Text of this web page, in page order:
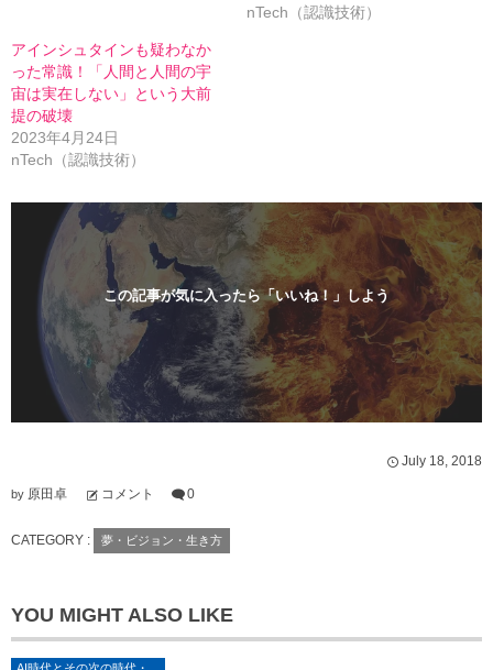
ィ
ン
ド
ウ
で
開
き
ま
す
く
だ
さ
い
(
し
い
ウ
ィ
ド
ウ
で
開
き
ま
す
)
nTech（認識技術）
アインシュタインも疑わなか
った常識！「人間と人間の宇
宙は実在しない」という大前
提の破壊
2023年4月24日
nTech（認識技術）
この記事が気に入ったら「いいね！」しよう
July 18 2018
by 原田卓 コメント 0
CATEGORY : 夢・ビジョン・生き方
YOU MIGHT ALSO LIKE
AI時代とその次の時代・